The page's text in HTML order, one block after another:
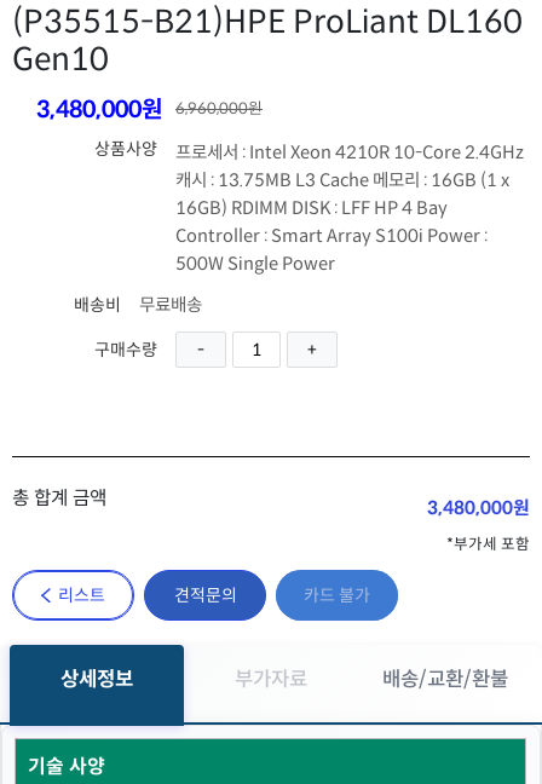
(P35515-B21)HPE ProLiant DL160
Gen10
3,480,000원 6,960,000원
상품사양
프로세서 : Intel Xeon 4210R 10-Core 2.4GHz
캐시 : 13.75MB L3 Cache 메모리 : 16GB (1 x
16GB) RDIMM DISK : LFF HP 4 Bay
Controller : Smart Array S100i Power :
500W Single Power
배송비
무료배송
구매수량
총 합계 금액 3,480,000원
*부가세 포함
리스트 견적문의 카드 불가
상세정보 부가자료 배송/교환/환불
기술 사양